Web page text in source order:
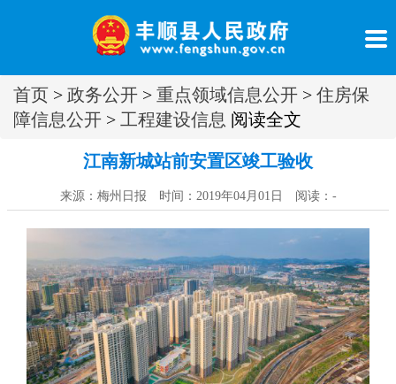
首页 > 政务公开 > 重点领域信息公开 > 住房保
障信息公开 > 工程建设信息 阅读全文
江南新城站前安置区竣工验收
来源：梅州日报 时间：2019年04月01日 阅读： -